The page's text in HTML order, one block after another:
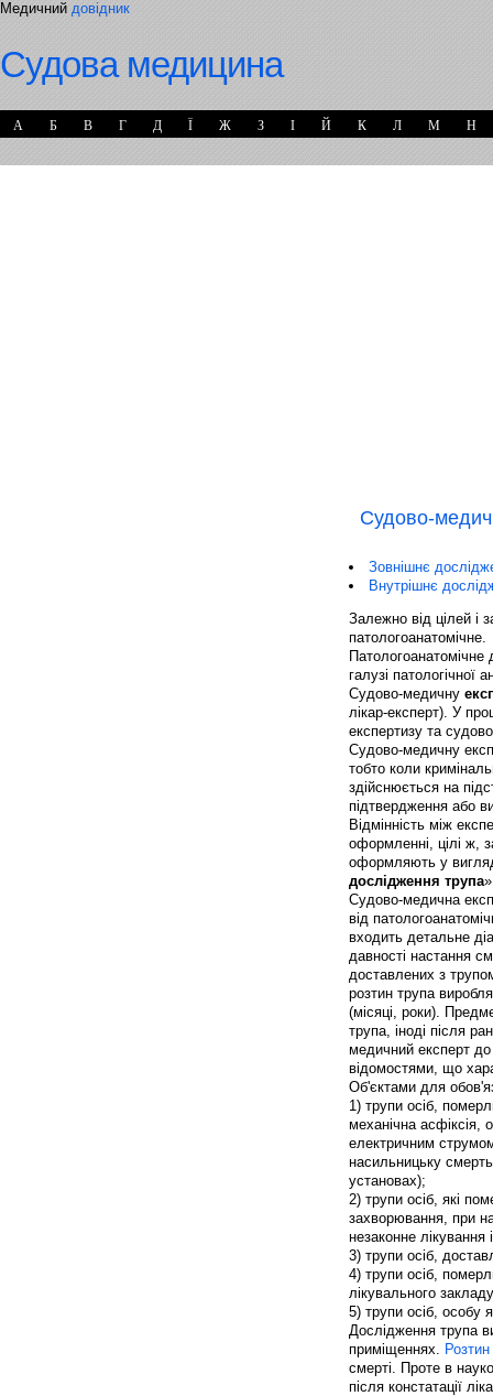
Медичний довідник
Судова медицина
А Б В Г Д Ї Ж З І Й К Л М Н
Судово-
Зовнішнє
Внутрішнє
Залежно від цілей і
патологоанатомічне.
Патологоанатомічне
галузі патологічної
Судово-медичну
лікар-експерт). У
експертизу та
Судово-медичну
тобто коли
здійснюється на
підтвердження або
Відмінність між
оформленні, цілі ж,
оформляють у
дослідження трупа
Судово-медична
від
входить детальне
давності настання
доставлених з
розтин трупа
(місяці, роки).
трупа, іноді після
медичний експерт
відомостями, що
Об'єктами для
1) трупи осіб,
механічна асфіксія,
електричним
насильницьку
установах);
2) трупи осіб, які
захворювання, при
незаконне лікування
3) трупи осіб,
4) трупи осіб,
лікувального
5) трупи осіб, особу
Дослідження трупа
приміщеннях.
смерті. Проте в
після констатації